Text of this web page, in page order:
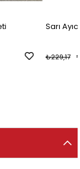
Toka Seti